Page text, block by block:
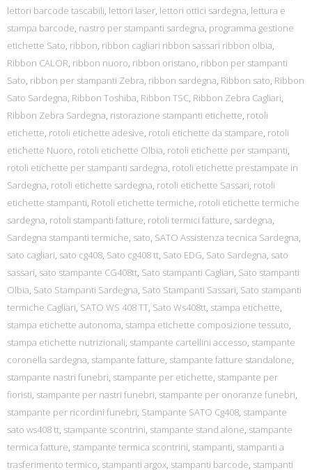
lettori barcode tascabili, lettori laser, lettori ottici sardegna, lettura e
stampa barcode, nastro per stampanti sardegna, programma gestione
etichette Sato, ribbon, ribbon cagliari ribbon sassari ribbon olbia,
Ribbon CALOR, ribbon nuoro, ribbon oristano, ribbon per stampanti
Sato, ribbon per stampanti Zebra, ribbon sardegna, Ribbon sato, Ribbon
Sato Sardegna, Ribbon Toshiba, Ribbon TSC, Ribbon Zebra Cagliari,
Ribbon Zebra Sardegna, ristorazione stampanti etichette, rotoli
etichette, rotoli etichette adesive, rotoli etichette da stampare, rotoli
etichette Nuoro, rotoli etichette Olbia, rotoli etichette per stampanti,
rotoli etichette per stampanti sardegna, rotoli etichette prestampate in
Sardegna, rotoli etichette sardegna, rotoli etichette Sassari, rotoli
etichette stampanti, Rotoli etichette termiche, rotoli etichette termiche
sardegna, rotoli stampanti fatture, rotoli termici fatture, sardegna,
Sardegna stampanti termiche, sato, SATO Assistenza tecnica Sardegna,
sato cagliari, sato cg408, Sato cg408 tt, Sato EDG, Sato Sardegna, sato
sassari, sato stampante CG408tt, Sato stampanti Cagliari, Sato stampanti
Olbia, Sato Stampanti Sardegna, Sato Stampanti Sassari, Sato stampanti
termiche Cagliari, SATO WS 408 TT, Sato Ws408tt, stampa etichette,
stampa etichette autonoma, stampa etichette composizione tessuto,
stampa etichette nutrizionali, stampante cartellini accesso, stampante
coronella sardegna, stampante fatture, stampante fatture standalone,
stampante nastri funebri, stampante per etichette, stampante per
fioristi, stampante per nastri funebri, stampante per onoranze funebri,
stampante per ricordini funebri, Stampante SATO Cg408, stampante
sato ws408 tt, stampante scontrini, stampante stand alone, stampante
termica fatture, stampante termica scontrini, stampanti, stampanti a
trasferimento termico, stampanti argox, stampanti barcode, stampanti